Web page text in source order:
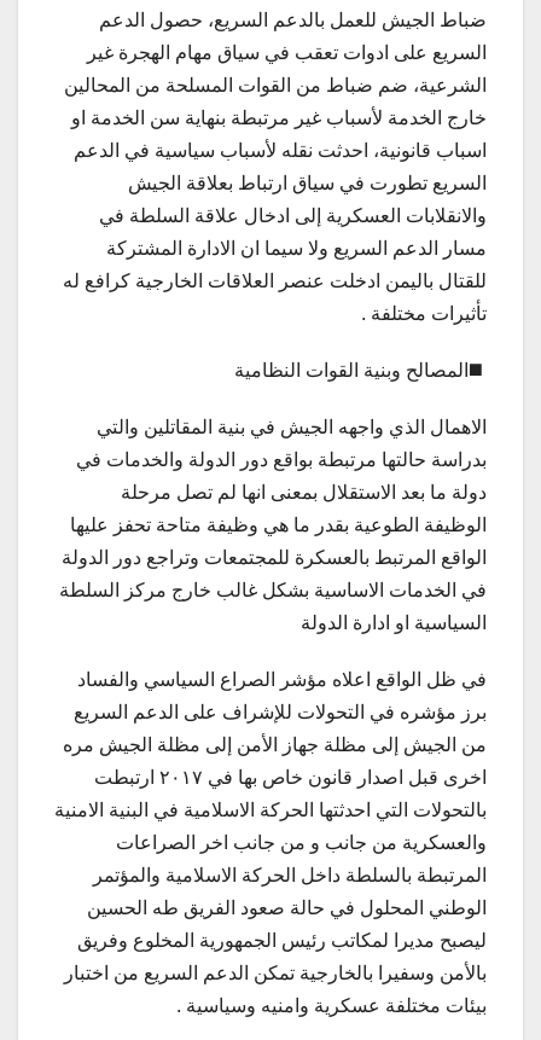
ضباط الجيش للعمل بالدعم السريع، حصول الدعم
السريع على ادوات تعقب في سياق مهام الهجرة غير
الشرعية، ضم ضباط من القوات المسلحة من المحالين
خارج الخدمة لأسباب غير مرتبطة بنهاية سن الخدمة او
اسباب قانونية، احدثت نقله لأسباب سياسية في الدعم
السريع تطورت في سياق ارتباط بعلاقة الجيش
والانقلابات العسكرية إلى ادخال علاقة السلطة في
مسار الدعم السريع ولا سيما ان الادارة المشتركة
للقتال باليمن ادخلت عنصر العلاقات الخارجية كرافع له
تأثيرات مختلفة .
◼️المصالح وبنية القوات النظامية
الاهمال الذي واجهه الجيش في بنية المقاتلين والتي
بدراسة حالتها مرتبطة بواقع دور الدولة والخدمات في
دولة ما بعد الاستقلال بمعنى انها لم تصل مرحلة
الوظيفة الطوعية بقدر ما هي وظيفة متاحة تحفز عليها
الواقع المرتبط بالعسكرة للمجتمعات وتراجع دور الدولة
في الخدمات الاساسية بشكل غالب خارج مركز السلطة
السياسية او ادارة الدولة
في ظل الواقع اعلاه مؤشر الصراع السياسي والفساد
برز مؤشره في التحولات للإشراف على الدعم السريع
من الجيش إلى مظلة جهاز الأمن إلى مظلة الجيش مره
اخرى قبل اصدار قانون خاص بها في ٢٠١٧ ارتبطت
بالتحولات التي احدثتها الحركة الاسلامية في البنية الامنية
والعسكرية من جانب و من جانب اخر الصراعات
المرتبطة بالسلطة داخل الحركة الاسلامية والمؤتمر
الوطني المحلول في حالة صعود الفريق طه الحسين
ليصبح مديرا لمكاتب رئيس الجمهورية المخلوع وفريق
بالأمن وسفيرا بالخارجية تمكن الدعم السريع من اختبار
بيئات مختلفة عسكرية وامنيه وسياسية .